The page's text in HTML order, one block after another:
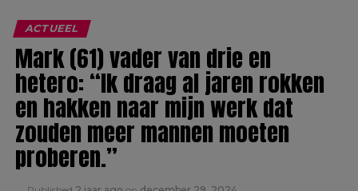
Mark (61) vader van drie en
hetero: “Ik draag al jaren rokken
en hakken naar mijn werk dat
zouden meer mannen moeten
proberen.”